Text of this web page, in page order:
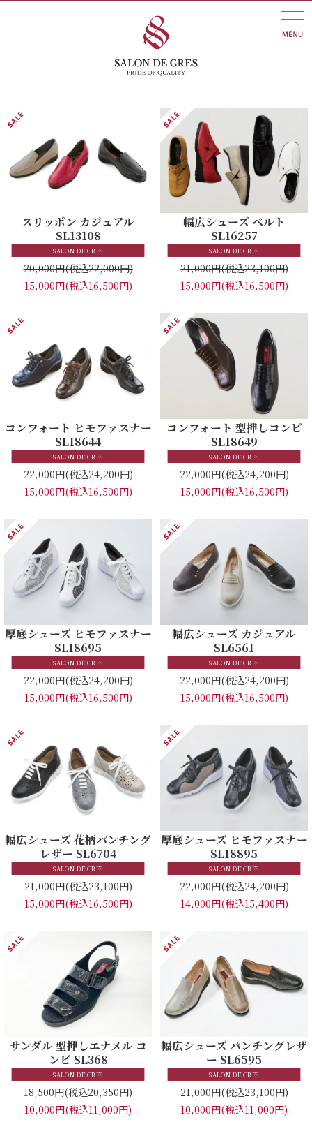
スリッポン カジュアル
SL13108
SALON DE GRES
20,000円(税込22,000円)
15,000円(税込16,500円)
幅広シューズ ベルト
SL16257
SALON DE GRES
21,000円(税込23,100円)
15,000円(税込16,500円)
コンフォート ヒモファスナー
SL18644
SALON DE GRES
22,000円(税込24,200円)
15,000円(税込16,500円)
コンフォート 型押しコンビ
SL18649
SALON DE GRES
22,000円(税込24,200円)
15,000円(税込16,500円)
厚底シューズ ヒモファスナー
SL18695
SALON DE GRES
22,000円(税込24,200円)
15,000円(税込16,500円)
幅広シューズ カジュアル
SL6561
SALON DE GRES
22,000円(税込24,200円)
15,000円(税込16,500円)
幅広シューズ 花柄パンチング
レザー SL6704
SALON DE GRES
21,000円(税込23,100円)
15,000円(税込16,500円)
厚底シューズ ヒモファスナー
SL18895
SALON DE GRES
22,000円(税込24,200円)
14,000円(税込15,400円)
サンダル 型押しエナメル コ
ンビ SL368
SALON DE GRES
18,500円(税込20,350円)
10,000円(税込11,000円)
幅広シューズ パンチングレザ
ー SL6595
SALON DE GRES
21,000円(税込23,100円)
10,000円(税込11,000円)